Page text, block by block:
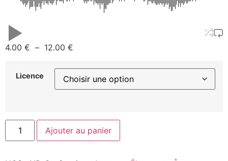
4.00 € – 12.00 €
Licence
Ajouter au panier